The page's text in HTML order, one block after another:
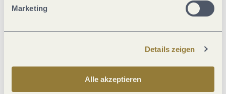
Marketing
Details zeigen
Alle akzeptieren
Allgemeine Informationen